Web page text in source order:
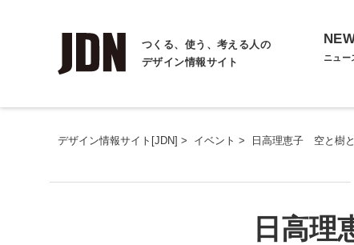
つくる、使う、考える人の
デザイン情報サイト
ニュー
デザイン情報サイト[JDN] > イベント > 日高理恵子 空と樹と
日高